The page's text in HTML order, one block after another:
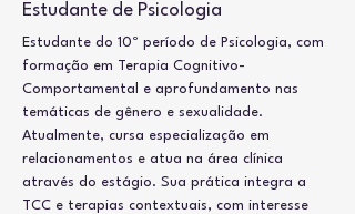
Estudante de Psicologia
Estudante do 10º período de Psicologia, com
formação em Terapia Cognitivo-
Comportamental e aprofundamento nas
temáticas de gênero e sexualidade.
Atualmente, cursa especialização em
relacionamentos e atua na área clínica
através do estágio. Sua prática integra a
TCC e terapias contextuais, com interesse